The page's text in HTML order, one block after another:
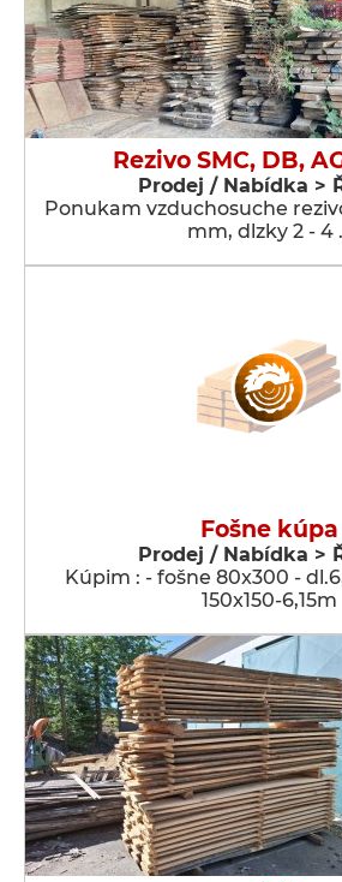
Rezivo SMC, DB,
Prodej / Nabídka >
Ponukam vzduchosuche
mm, dlzky 2 - 4
Fošne kúpa
Prodej / Nabídka >
Kúpim : - fošne 80x300 -
150x150-6,15m